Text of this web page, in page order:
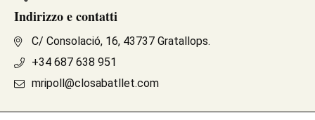
Indirizzo e contatti
C/ Consolació, 16, 43737 Gratallops.
+34 687 638 951
mripoll@closabatllet.com